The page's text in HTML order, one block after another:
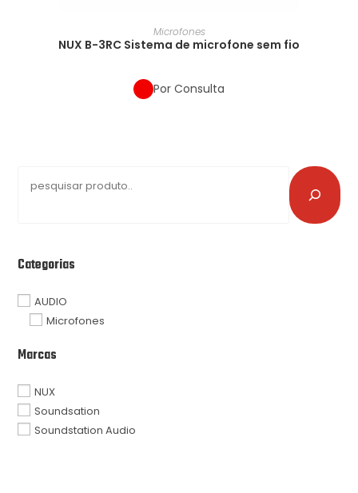
Microfones
NUX B-3RC Sistema de microfone sem fio
Por Consulta
Categorias
AUDIO
Microfones
Marcas
NUX
Soundsation
Soundstation Audio